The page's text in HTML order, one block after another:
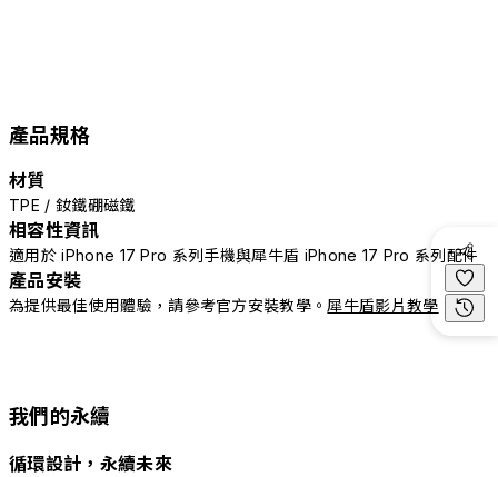
產品規格
材質
TPE / 釹鐵硼磁鐵
相容性資訊
適用於 iPhone 17 Pro 系列手機與犀牛盾 iPhone 17 Pro 系列配件
產品安裝
為提供最佳使用體驗，請參考官方安裝教學。 犀牛盾影片教學
我們的永續
循環設計，永續未來